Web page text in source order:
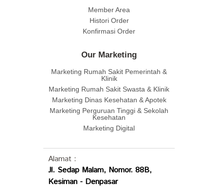
Member Area
Histori Order
Konfirmasi Order
Our Marketing
Marketing Rumah Sakit Pemerintah &
Klinik
Marketing Rumah Sakit Swasta & Klinik
Marketing Dinas Kesehatan & Apotek
Marketing Perguruan Tinggi & Sekolah
Kesehatan
Marketing Digital
Alamat :
Jl. Sedap Malam, Nomor. 88B,
Kesiman - Denpasar